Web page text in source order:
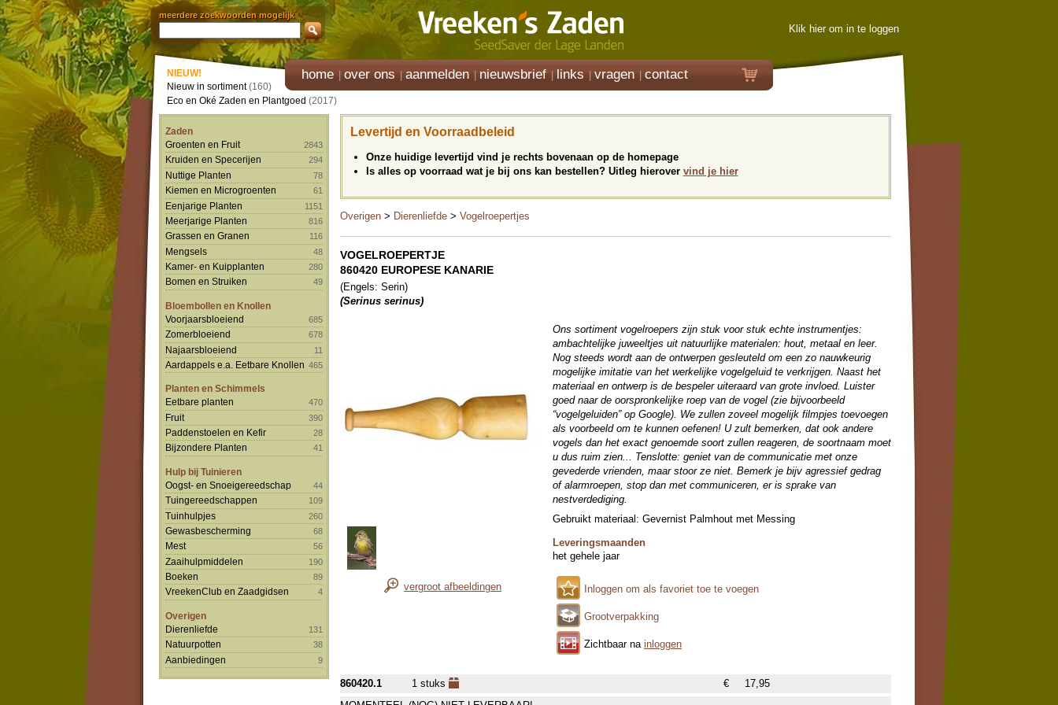
meerdere zoekwoorden mogelijk
Klik hier om in te loggen
home over ons aanmelden nieuwsbrief links vragen contact
NIEUW!
Nieuw in sortiment(160)
Eco en Oké Zaden en Plantgoed (2017)
Zaden
Groenten en Fruit
2843
Kruiden en Specerijen 294
Nuttige Planten 78
Kiemen en Microgroenten 61
Eenjarige Planten 1151
Meerjarige Planten 816
Grassen en Granen 116
Mengsels 48
Kamer- en Kuipplanten 280
Bomen en Struiken 49
Bloembollen en Knollen
Voorjaarsbloeiend
685
Zomerbloeiend 678
Najaarsbloeiend 11
Aardappels e.a. Eetbare Knollen 465
Planten en Schimmels
Eetbare planten
470
Fruit 390
Paddenstoelen en Kefir 28
Bijzondere Planten 41
Hulp bij Tuinieren
Oogst- en Snoeigereedschap
44
Tuingereedschappen 109
Tuinhulpjes 260
Gewasbescherming 68
Mest 56
Zaaihulpmiddelen 190
Boeken 89
VreekenClub en Zaadgidsen 4
Overigen
Dierenliefde
131
Natuurpotten 38
Aanbiedingen 9
Levertijd en Voorraadbeleid
Onze huidige levertijd vind je rechts bovenaan op de homepage
Is alles op voorraad wat je bij ons kan bestellen? Uitleg hierover vind je hier
Overigen > Dierenliefde > Vogelroepertjes
VOGELROEPERTJE
860420 EUROPESE KANARIE
(Engels: Serin)
(Serinus serinus)
vergroot afbeeldingen
Ons sortiment vogelroepers zijn stuk voor stuk echte instrumentjes:
ambachtelijke juweeltjes uit natuurlijke materialen: hout, metaal en leer.
Nog steeds wordt aan de ontwerpen gesleuteld om een zo nauwkeurig
mogelijke imitatie van het werkelijke vogelgeluid te verkrijgen. Naast het
materiaal en ontwerp is de bespeler uiteraard van grote invloed. Luister
goed naar de oorspronkelijke roep van de vogel (zie bijvoorbeeld
“vogelgeluiden” op Google). We zullen zoveel mogelijk filmpjes toevoegen
als voorbeeld om te kunnen oefenen! U zult bemerken, dat ook andere
vogels dan het exact genoemde soort zullen reageren, de soortnaam moet
u dus ruim zien... Tenslotte: geniet van de communicatie met onze
gevederde vrienden, maar stoor ze niet. Bemerk je bijv agressief gedrag
of alarmroepen, stop dan met communiceren, er is sprake van
nestverdediging.
Gebruikt materiaal: Gevernist Palmhout met Messing
Leveringsmaanden
het gehele jaar
Inloggen om als favoriet toe te voegen
Grootverpakking
Zichtbaar na inloggen
860420.1 1 stuks €
17,95